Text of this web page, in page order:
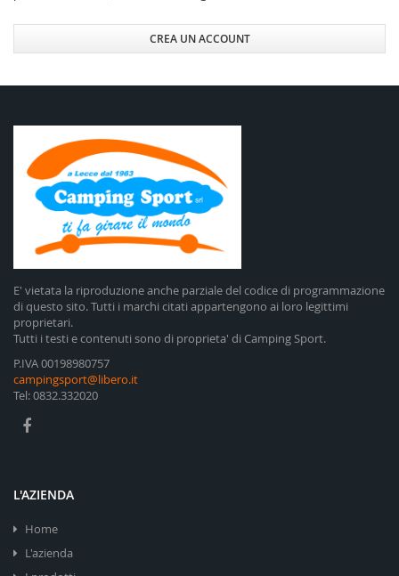
CREA UN ACCOUNT
E' vietata la riproduzione anche parziale del codice di programmazione
di questo sito. Tutti i marchi citati appartengono ai loro legittimi
proprietari.
Tutti i testi e contenuti sono di proprieta' di Camping Sport.
P.IVA 00198980757
campingsport@libero.it
Tel: 0832.332020
L'AZIENDA
Home
L'azienda